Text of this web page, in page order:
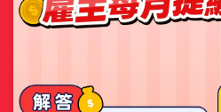
來源 ...